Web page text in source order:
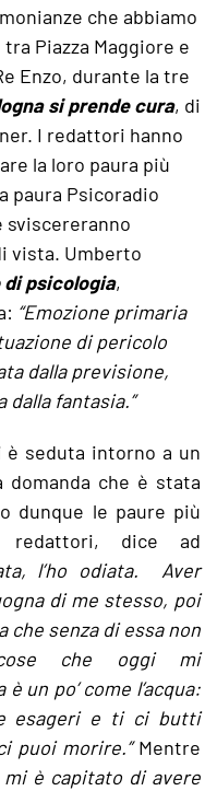
che abbiamo
Piazza Maggiore e
Enzo, durante la tre
si prende cura, di
I redattori hanno
la loro paura più
paura Psicoradio
sviscereranno
vista. Umberto
di psicologia,
“Emozione primaria
di pericolo
dalla previsione,
fantasia.”
è seduta intorno a un
che è stata
dunque le paure più
redattori, dice ad
l’ho odiata. Aver
di me stesso, poi
senza di essa non
che oggi mi
un po’ come l’acqua:
esageri e ti ci butti
puoi morire.”Mentre
mi è capitato di avere